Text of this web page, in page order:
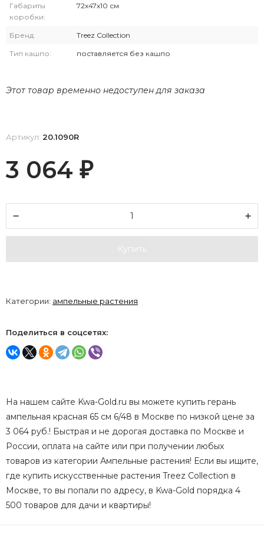
Габариты
коробки:
72х47х10 см
Бренд: Treez Collection
Тип кашпо: поставляется без кашпо
Этот товар временно недоступен для заказа
Артикул: 20.1090R
3 064 ₽
Купить
Категории: ампельные растения
Поделиться в соцсетях:
На нашем сайте Kwa-Gold.ru вы можете купить герань
ампельная красная 65 см 6/48 в Москве по низкой цене за
3 064 руб.! Быстрая и не дорогая доставка по Москве и
России, оплата на сайте или при получении любых
товаров из категории Ампельные растения! Если вы ищите,
где купить искусственные растения Treez Collection в
Москве, то вы попали по адресу, в Kwa-Gold порядка 4
500 товаров для дачи и квартиры!